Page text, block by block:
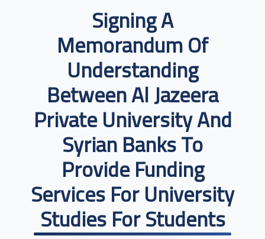
Signing A
Memorandum Of
Understanding
Between Al Jazeera
Private University And
Syrian Banks To
Provide Funding
Services For University
Studies For Students